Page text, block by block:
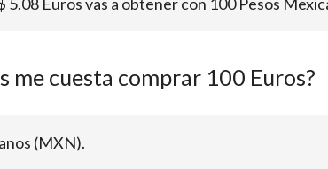
me cuesta comprar 100 Euros?
(MXN).